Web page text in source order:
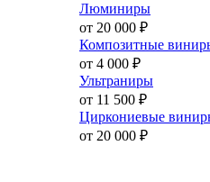
Люминиры
от 20 000 ₽
Композитные
от 4 000 ₽
Ультраниры
от 11 500 ₽
Циркониевые
от 20 000 ₽